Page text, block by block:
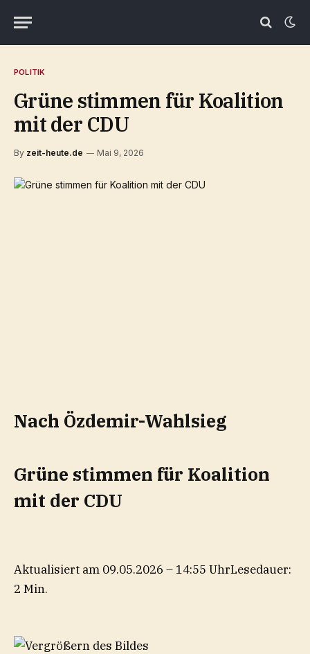
POLITIK
Grüne stimmen für Koalition
mit der CDU
By zeit-heute.de Mai 9, 2026
Nach Özdemir-Wahlsieg
Grüne stimmen für Koalition
mit der CDU
Aktualisiert am 09.05.2026 – 14:55 UhrLesedauer:
2 Min.